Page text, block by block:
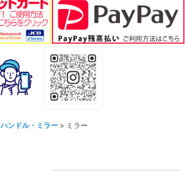
ハンドル・ミラー > ミラー